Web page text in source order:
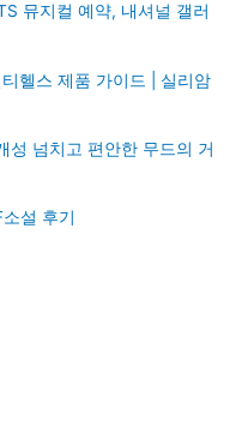
뮤지컬 예약, 내셔널 갤러
헬스 제품 가이드 | 실리암
성 넘치고 편안한 무드의 거
설 후기